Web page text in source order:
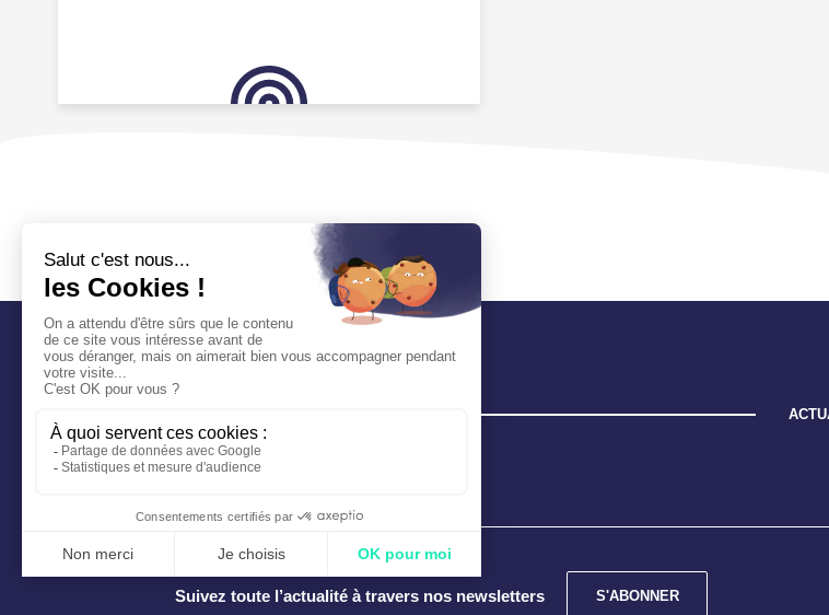
Suivez toute l’actualité à travers nos newsletters S'ABONNER